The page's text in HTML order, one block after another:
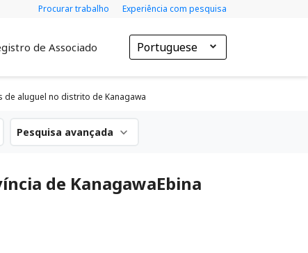
Procurar trabalho Experiência com pesquisa
de Associado Portuguese
de aluguel no distrito de Kanagawa
Pesquisa avançada
de KanagawaEbina